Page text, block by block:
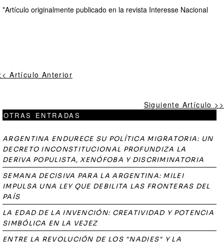
*Artículo originalmente publicado en la revista Interesse Nacional
Artículo Anterior
Siguiente Artículo >>
OTRAS ENTRADAS
ARGENTINA ENDURECE SU POLÍTICA MIGRATORIA: UN
DECRETO INCONSTITUCIONAL PROFUNDIZA LA
DERIVA POPULISTA, XENÓFOBA Y DISCRIMINATORIA
SEMANA DECISIVA PARA LA ARGENTINA: MILEI
IMPULSA UNA LEY QUE DEBILITA LAS FRONTERAS DEL
PAÍS
LA EDAD DE LA INVENCIÓN: CREATIVIDAD Y POTENCIA
SIMBÓLICA EN LA VEJEZ
ENTRE LA REVOLUCIÓN DE LOS "NADIES" Y LA